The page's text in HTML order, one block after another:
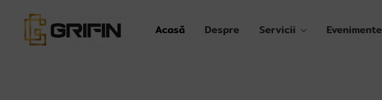
content
Acasă Despre Servicii Evenimente